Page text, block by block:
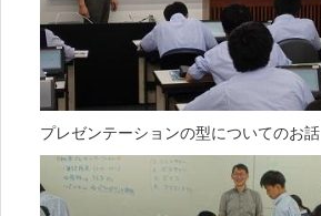
プレゼンテーションの型についてのお話